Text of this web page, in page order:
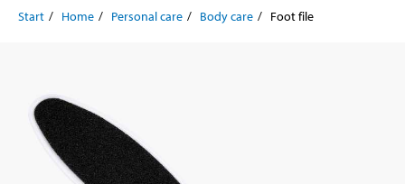
Start Home Personal care Body care Foot file